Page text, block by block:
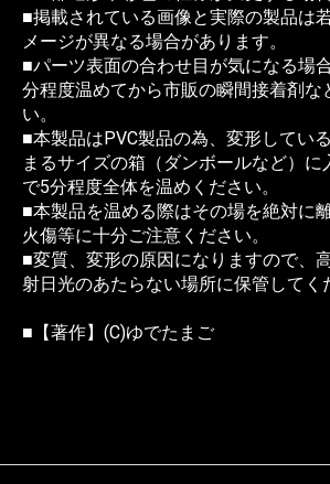
■掲載されている画像と実際の製品は
メージが異なる場合があります。
■パーツ表面の合わせ目が気になる場
分程度温めてから市販の瞬間接着剤な
い。
■本製品はPVC製品の為、変形してい
まるサイズの箱（ダンボールなど）に
で5分程度全体を温めください。
■本製品を温める際はその場を絶対に
火傷等に十分ご注意ください。
■変質、変形の原因になりますので、
射日光のあたらない場所に保管してく
■【著作】(C)ゆでたまご